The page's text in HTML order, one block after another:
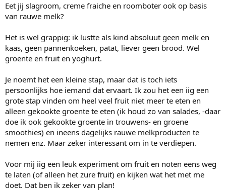
Eet jij slagroom, creme fraiche en roomboter ook op basis
van rauwe melk?
Het is wel grappig: ik lustte als kind absoluut geen melk en
kaas, geen pannenkoeken, patat, liever geen brood. Wel
groente en fruit en yoghurt.
Je noemt het een kleine stap, maar dat is toch iets
persoonlijks hoe iemand dat ervaart. Ik zou het een iig een
grote stap vinden om heel veel fruit niet meer te eten en
alleen gekookte groente te eten (ik houd zo van salades, -daar
doe ik ook gekookte groente in trouwens- en groene
smoothies) en ineens dagelijks rauwe melkproducten te
nemen enz. Maar zeker interessant om in te verdiepen.
Voor mij iig een leuk experiment om fruit en noten eens weg
te laten (of alleen het zure fruit) en kijken wat het met me
doet. Dat ben ik zeker van plan!